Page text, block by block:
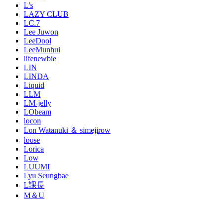
L’s
LAZY CLUB
LC.7
Lee Juwon
LeeDool
LeeMunhui
lifenewbie
LIN
LINDA
Liquid
LLM
LM-jelly
LObeam
locon
Lon Watanuki ＆ simejirow
loose
Lorica
Low
LUUMI
Lyu Seungbae
L課長
M＆U